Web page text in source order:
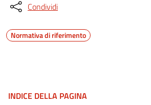
Condividi
Normativa di riferimento
INDICE DELLA PAGINA